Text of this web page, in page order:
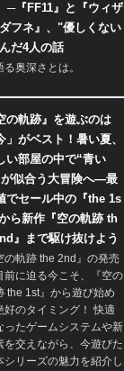
─『FF11』と『ウィザ
フネ』、"優しくない
だ4人の話
奥深さとは。
の軌跡』を遊ぶのは
」がベスト！暑い夏、
い部屋の中で“青い
が似合う大冒険へ―最
でセール中の『the 1s
ら新作『空の軌跡 th
』まで駆け抜けよう
の軌跡 the 2nd』の発売
前に迫る今こそ、『空の
the 1st』から遊び始め
好のタイミング！ 快適
ったゲームシステムや新
を交えながら、今遊びた
シリーズの魅力を紹介し